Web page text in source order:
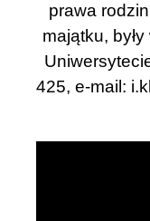
prawa
majątku,
425, e-mail: